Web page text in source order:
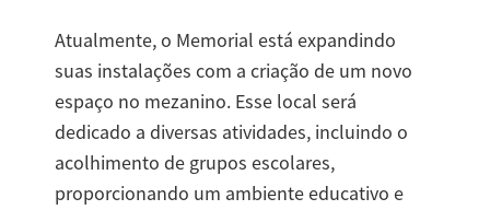
Atualmente, o Memorial está expandindo
suas instalações com a criação de um novo
espaço no mezanino. Esse local será
dedicado a diversas atividades, incluindo o
acolhimento de grupos escolares,
proporcionando um ambiente educativo e